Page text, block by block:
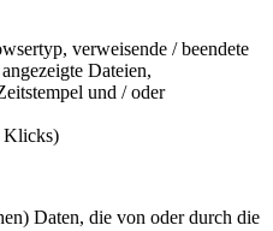
verweisende / beendete
Dateien,
und / oder
Klicks)
Daten, die von oder durch die